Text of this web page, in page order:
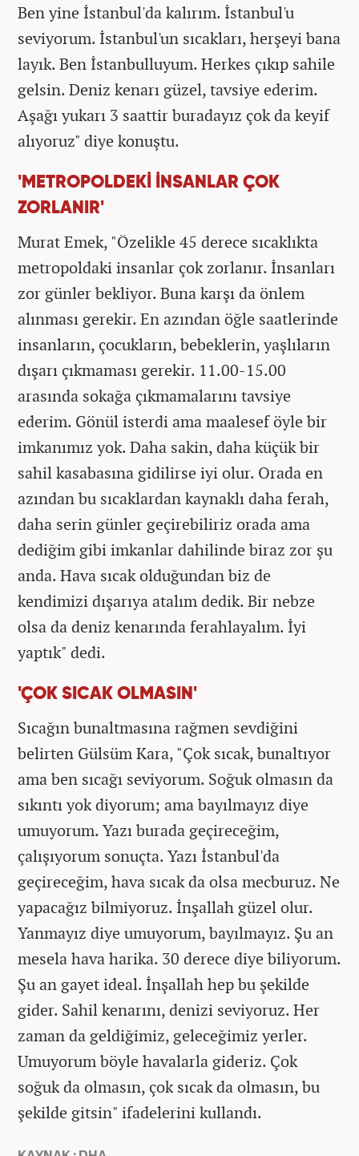
Ben yine İstanbul'da kalırım. İstanbul'u
seviyorum. İstanbul'un sıcakları, herşeyi bana
layık. Ben İstanbulluyum. Herkes çıkıp sahile
gelsin. Deniz kenarı güzel, tavsiye ederim.
Aşağı yukarı 3 saattir buradayız çok da keyif
alıyoruz" diye konuştu.
'METROPOLDEKİ İNSANLAR ÇOK
ZORLANIR'
Murat Emek, "Özelikle 45 derece sıcaklıkta
metropoldaki insanlar çok zorlanır. İnsanları
zor günler bekliyor. Buna karşı da önlem
alınması gerekir. En azından öğle saatlerinde
insanların, çocukların, bebeklerin, yaşlıların
dışarı çıkmaması gerekir. 11.00-15.00
arasında sokağa çıkmamalarını tavsiye
ederim. Gönül isterdi ama maalesef öyle bir
imkanımız yok. Daha sakin, daha küçük bir
sahil kasabasına gidilirse iyi olur. Orada en
azından bu sıcaklardan kaynaklı daha ferah,
daha serin günler geçirebiliriz orada ama
dediğim gibi imkanlar dahilinde biraz zor şu
anda. Hava sıcak olduğundan biz de
kendimizi dışarıya atalım dedik. Bir nebze
olsa da deniz kenarında ferahlayalım. İyi
yaptık" dedi.
'ÇOK SICAK OLMASIN'
Sıcağın bunaltmasına rağmen sevdiğini
belirten Gülsüm Kara, "Çok sıcak, bunaltıyor
ama ben sıcağı seviyorum. Soğuk olmasın da
sıkıntı yok diyorum; ama bayılmayız diye
umuyorum. Yazı burada geçireceğim,
çalışıyorum sonuçta. Yazı İstanbul'da
geçireceğim, hava sıcak da olsa mecburuz. Ne
yapacağız bilmiyoruz. İnşallah güzel olur.
Yanmayız diye umuyorum, bayılmayız. Şu an
mesela hava harika. 30 derece diye biliyorum.
Şu an gayet ideal. İnşallah hep bu şekilde
gider. Sahil kenarını, denizi seviyoruz. Her
zaman da geldiğimiz, geleceğimiz yerler.
Umuyorum böyle havalarla gideriz. Çok
soğuk da olmasın, çok sıcak da olmasın, bu
şekilde gitsin" ifadelerini kullandı.